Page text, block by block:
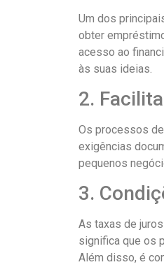
Um dos
obter
acesso ao
às suas ideias.
2.
Os processos
exigências
pequenos
3.
As taxas de
significa que os
Além disso, é